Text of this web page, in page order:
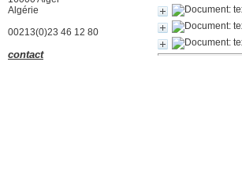
Algérie
00213(0)23 46 12 80
contact